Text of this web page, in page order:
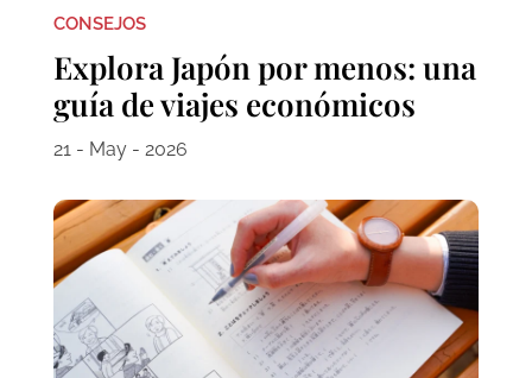
CONSEJOS
Explora Japón por menos: una
guía de viajes económicos
21 - May - 2026